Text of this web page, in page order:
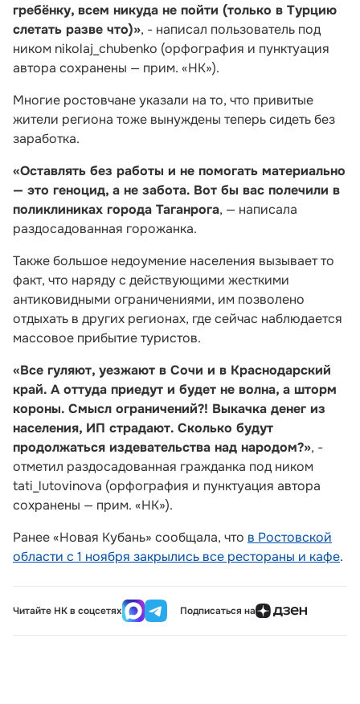
гребёнку, всем никуда не пойти (только в Турцию
слетать разве что)», - написал пользователь под
ником nikolaj_chubenko (орфография и пунктуация
автора сохранены — прим. «НК»).
Многие ростовчане указали на то, что привитые
жители региона тоже вынуждены теперь сидеть без
заработка.
«Оставлять без работы и не помогать материально
— это геноцид, а не забота. Вот бы вас полечили в
поликлиниках города Таганрога, — написала
раздосадованная горожанка.
Также большое недоумение населения вызывает то
факт, что наряду с действующими жесткими
антиковидными ограничениями, им позволено
отдыхать в других регионах, где сейчас наблюдается
массовое прибытие туристов.
«Все гуляют, уезжают в Сочи и в Краснодарский
край. А оттуда приедут и будет не волна, а шторм
короны. Смысл ограничений?! Выкачка денег из
населения, ИП страдают. Сколько будут
продолжаться издевательства над народом?», -
отметил раздосадованная гражданка под ником
tati_lutovinova (орфография и пунктуация автора
сохранены — прим. «НК»).
Ранее «Новая Кубань» сообщала, что в Ростовской
области с 1 ноября закрылись все рестораны и кафе.
Читайте НК в соцсетях Подписаться на